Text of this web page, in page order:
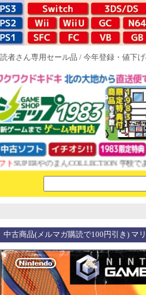
者さん専用セール品 / 今年登録・値下
やのまんCOLLECTION 学校であっ
中古商品(メルマガ購読で100円引き) マ